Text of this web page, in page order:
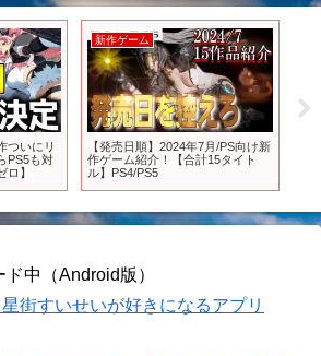
ついにリ
PS5も対
】
新作ゲーム
【発売日順】2024年7月/PS向け新
作ゲーム紹介！【合計15タイト
ル】PS4/PS5
中（Android版）
街すいせいが好きになるアプリ